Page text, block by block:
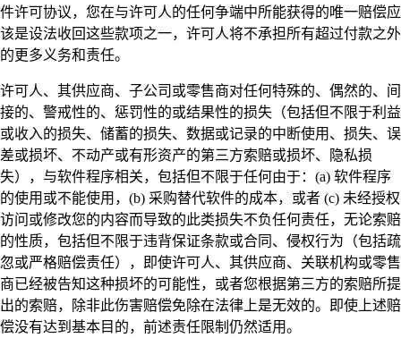
件许可协议，您在与许可人的任何争端中所能获得的唯一赔偿应
该是设法收回这些款项之一，许可人将不承担所有超过付款之外
的更多义务和责任。
许可人、其供应商、子公司或零售商对任何特殊的、偶然的、间
接的、警戒性的、惩罚性的或结果性的损失（包括但不限于利益
或收入的损失、储蓄的损失、数据或记录的中断使用、损失、误
差或损坏、不动产或有形资产的第三方索赔或损坏、隐私损
失），与软件程序相关，包括但不限于任何由于：(a) 软件程序
的使用或不能使用，(b) 采购替代软件的成本，或者 (c) 未经授权
访问或修改您的内容而导致的此类损失不负任何责任，无论索赔
的性质，包括但不限于违背保证条款或合同、侵权行为（包括疏
忽或严格赔偿责任），即使许可人、其供应商、关联机构或零售
商已经被告知这种损坏的可能性，或者您根据第三方的索赔所提
出的索赔，除非此伤害赔偿免除在法律上是无效的。即使上述赔
偿没有达到基本目的，前述责任限制仍然适用。